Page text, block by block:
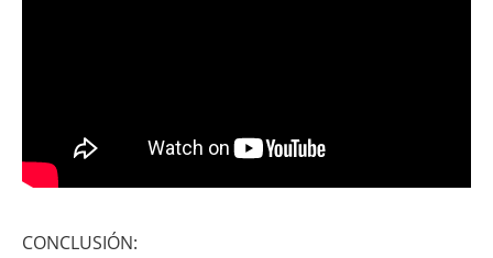
CONCLUSIÓN: